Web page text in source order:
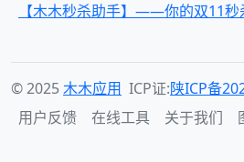
【木木秒杀助手】——你的双11秒
© 2025木木应用 ICP证:陕ICP备
用户反馈
在线工具 关于我们